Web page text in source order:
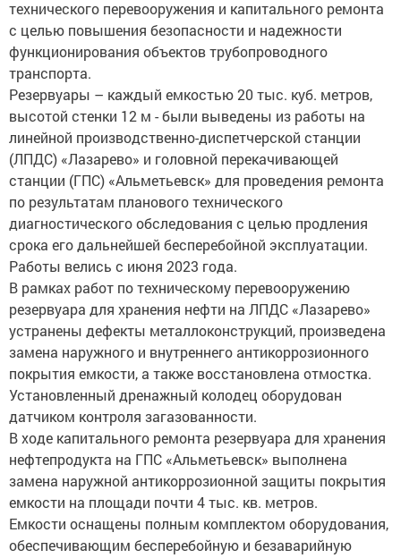
с целью повышения безопасности и надежности
функционирования объектов трубопроводного
транспорта.
Резервуары – каждый емкостью 20 тыс. куб. метров,
высотой стенки 12 м - были выведены из работы на
линейной производственно-диспетчерской станции
(ЛПДС) «Лазарево» и головной перекачивающей
станции (ГПС) «Альметьевск» для проведения ремонта
по результатам планового технического
диагностического обследования с целью продления
срока его дальнейшей бесперебойной эксплуатации.
Работы велись с июня 2023 года.
В рамках работ по техническому перевооружению
резервуара для хранения нефти на ЛПДС «Лазарево»
устранены дефекты металлоконструкций, произведена
замена наружного и внутреннего антикоррозионного
покрытия емкости, а также восстановлена отмостка.
Установленный дренажный колодец оборудован
датчиком контроля загазованности.
В ходе капитального ремонта резервуара для хранения
нефтепродукта на ГПС «Альметьевск» выполнена
замена наружной антикоррозионной защиты покрытия
емкости на площади почти 4 тыс. кв. метров.
Емкости оснащены полным комплектом оборудования,
обеспечивающим бесперебойную и безаварийную
работу: устройством для размыва донных отложений,